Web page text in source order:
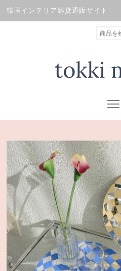
韓国インテリア雑貨通販サイト